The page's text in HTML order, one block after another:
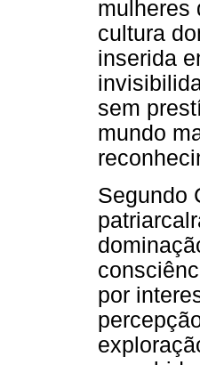
mulheres
cultura
inserida
sem
mundo
Segundo
por